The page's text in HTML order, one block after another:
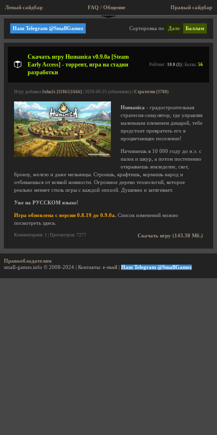
Левый сайдбар Правый сайдбар
FAQ / Общение
PanfachDev
Сортировка по Дате Баллам
Наш Telegram @SmallGamez
Скачать игру Humanica v0.9.0a [Steam
Early Access] - торрент, игра на стадии
разработки
Рейтинг: 10.0 (1) | Баллы: 56
Игру добавил John2s [11865|1666] | 2026-06-25 (обновлено) | Стратегии (3780)
Humanica - градостроительная
стратегия-симулятор, где управляя
маленьким племенем дикарей, тебе
предстоит превратить его в
процветающее поселение!
Начинаешь в 10 000 году до н.э. с
палок и шкур, а потом постепенно
открываешь земледелие, скот,
бронзу, железо и даже мельницы. Строишь, крафтишь, кормишь народ и
отбиваешься от всякой живности. Огромное дерево технологий, которое
реально меняет стиль игры с каждой эпохой. Душевно и затягивает.
Уже на РУССКОМ языке!
Игра обновлена с версии 0.8.19 до 0.9.0a. Список изменений можно
посмотреть здесь
Скачать игру (143.30 Мб.)
Комментариев: 1 | Просмотров: 7277
Правообладателям
small-games.info © 2008-2024 | Контакты: e-mail Наш Telegram @SmallGamez